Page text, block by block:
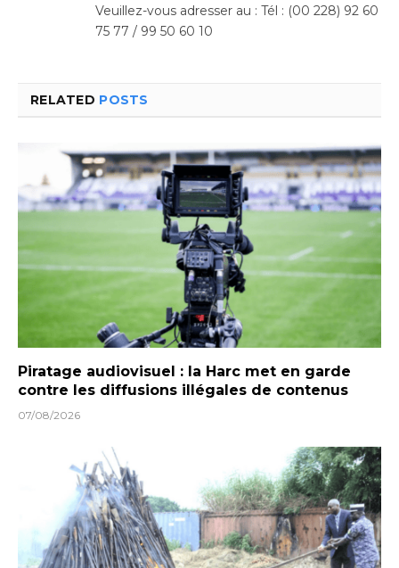
Veuillez-vous adresser au : Tél : (00 228) 92 60
75 77 / 99 50 60 10
RELATED POSTS
Piratage audiovisuel : la Harc met en garde
contre les diffusions illégales de contenus
07/08/2026